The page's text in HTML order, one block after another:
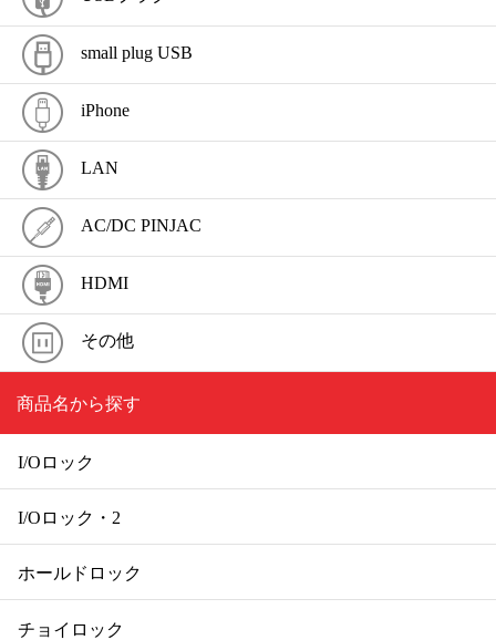
small plug USB
iPhone
LAN
AC/DC PINJAC
HDMI
その他
商品名から探す
I/Oロック
I/Oロック・2
ホールドロック
チョイロック